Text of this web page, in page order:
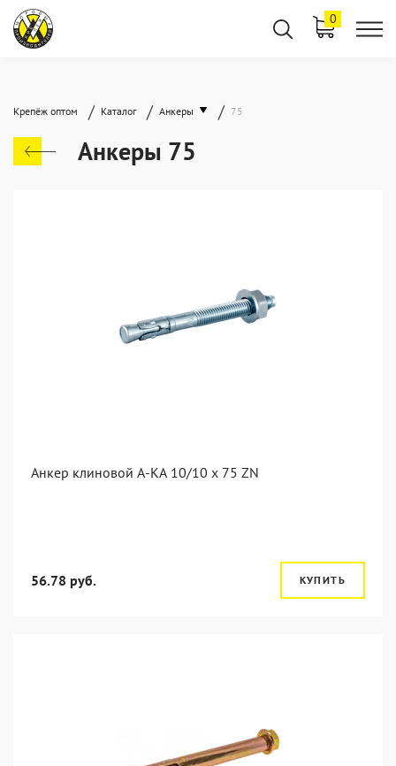
0
Крепёж оптом / Каталог / Анкеры / 75
Анкеры 75
Анкер клиновой А-КА 10/10 x 75 ZN
56.78 руб. КУПИТЬ